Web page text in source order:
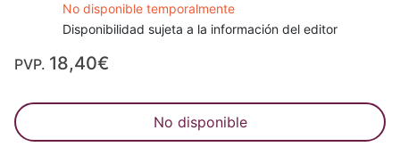
No disponible temporalmente
Disponibilidad sujeta a la información del editor
PVP. 18,40€
No disponible